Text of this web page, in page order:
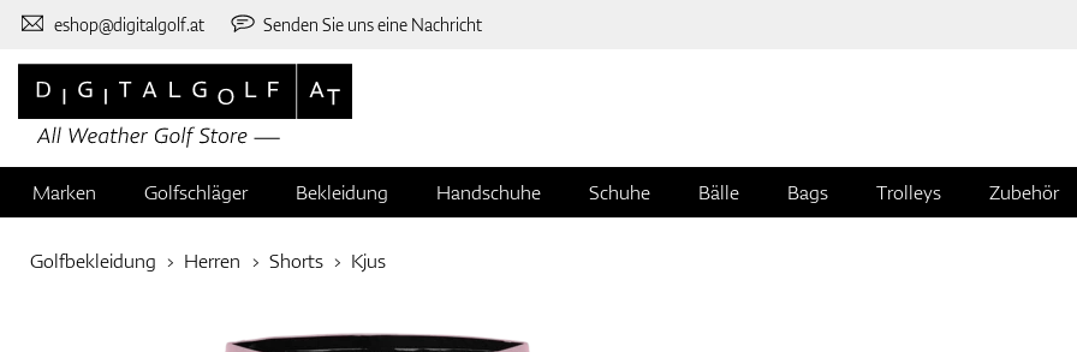
eshop@digitalgolf.at Senden Sie uns eine Nachricht
Marken Golfschläger Bekleidung Handschuhe Schuhe Bälle Bags Trolleys Zubehör
Golfbekleidung Herren Shorts Kjus